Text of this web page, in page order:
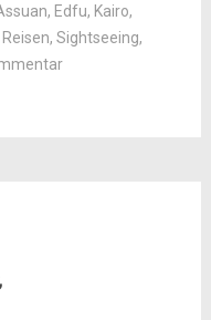
, Edfu, Kairo,
Reisen, Sightseeing,